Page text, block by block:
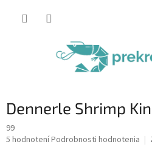
Dennerle Shrimp
99
Priemerné
5 hodnoteníPodrobnosti hodnotenia